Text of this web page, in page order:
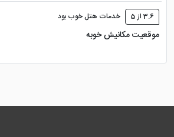
3.6 از 5 خدمات هتل خوب بود
موقعیت مکانیش خوبه